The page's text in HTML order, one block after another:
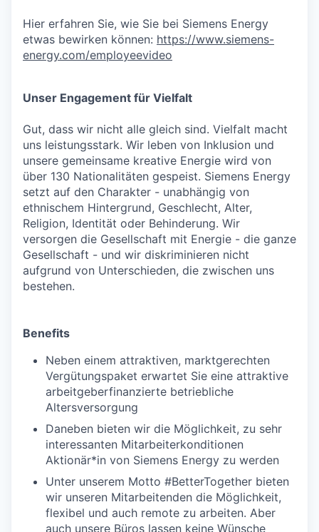
Hier erfahren Sie, wie Sie bei Siemens Energy
etwas bewirken können: https://www.siemens-
energy.com/employeevideo
Unser Engagement für Vielfalt
Gut, dass wir nicht alle gleich sind. Vielfalt macht
uns leistungsstark. Wir leben von Inklusion und
unsere gemeinsame kreative Energie wird von
über 130 Nationalitäten gespeist. Siemens Energy
setzt auf den Charakter - unabhängig von
ethnischem Hintergrund, Geschlecht, Alter,
Religion, Identität oder Behinderung. Wir
versorgen die Gesellschaft mit Energie - die ganze
Gesellschaft - und wir diskriminieren nicht
aufgrund von Unterschieden, die zwischen uns
bestehen.
Benefits
Neben einem attraktiven, marktgerechten
Vergütungspaket erwartet Sie eine attraktive
arbeitgeberfinanzierte betriebliche
Altersversorgung
Daneben bieten wir die Möglichkeit, zu sehr
interessanten Mitarbeiterkonditionen
Aktionär*in von Siemens Energy zu werden
Unter unserem Motto #BetterTogether bieten
wir unseren Mitarbeitenden die Möglichkeit,
flexibel und auch remote zu arbeiten. Aber
auch unsere Büros lassen keine Wünsche